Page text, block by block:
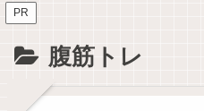
PR
腹筋トレ